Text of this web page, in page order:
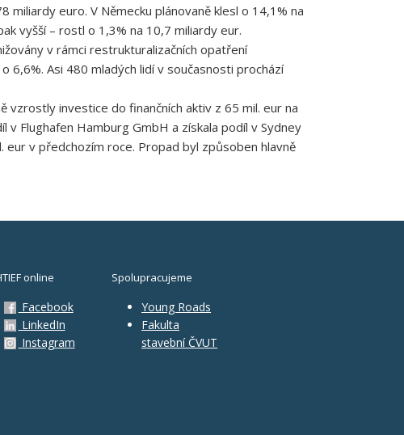
euro. V Německu plánovaně klesl o 14,1% na
vyšší – rostl o 1,3% na 10,7 miliardy eur.
v rámci restrukturalizačních opatření
6,6%. Asi 480 mladých lidí v současnosti prochází
vzrostly investice do finančních aktiv z 65 mil. eur na
Flughafen Hamburg GmbH a získala podíl v Sydney
v předchozím roce. Propad byl způsoben hlavně
online
Facebook
LinkedIn
Instagram
Spolupracujeme
Young Roads
Fakulta
stavební ČVUT